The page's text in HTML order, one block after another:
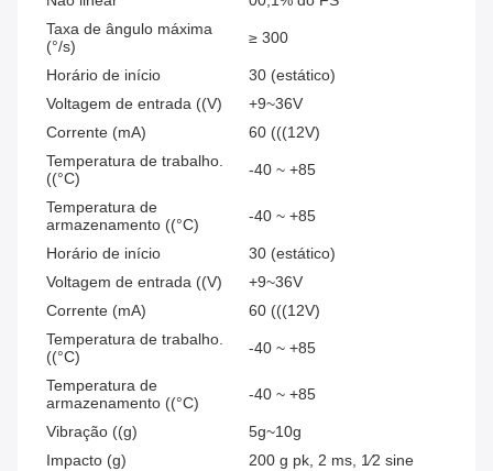
Taxa de ângulo máxima
(°/s)
≥ 300
Horário de início
30 (estático)
Voltagem de entrada ((V)
+9~36V
Corrente (mA)
60 (((12V)
Temperatura de trabalho.
((°C)
-40 ~ +85
Temperatura de
armazenamento ((°C)
-40 ~ +85
Horário de início
30 (estático)
Voltagem de entrada ((V)
+9~36V
Corrente (mA)
60 (((12V)
Temperatura de trabalho.
((°C)
-40 ~ +85
Temperatura de
armazenamento ((°C)
-40 ~ +85
Vibração ((g)
5g~10g
Impacto (g)
200 g pk, 2 ms, 1⁄2 sine